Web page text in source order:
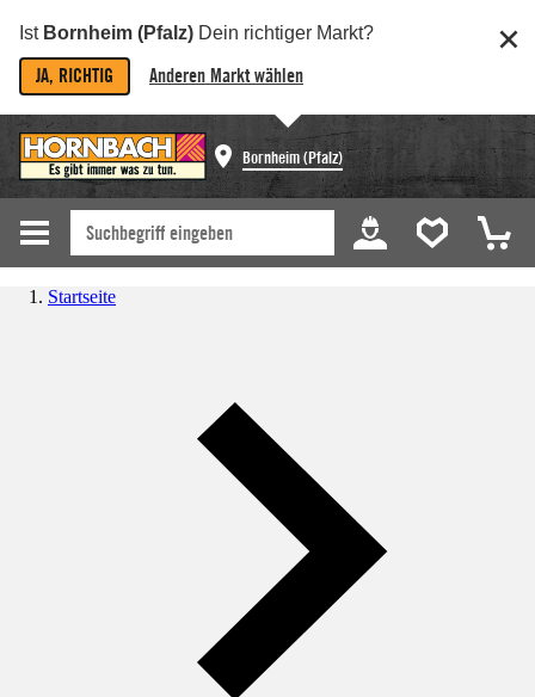
Ist Bornheim (Pfalz) Dein richtiger Markt?
JA, RICHTIG Anderen Markt wählen
Bornheim (Pfalz)
Startseite